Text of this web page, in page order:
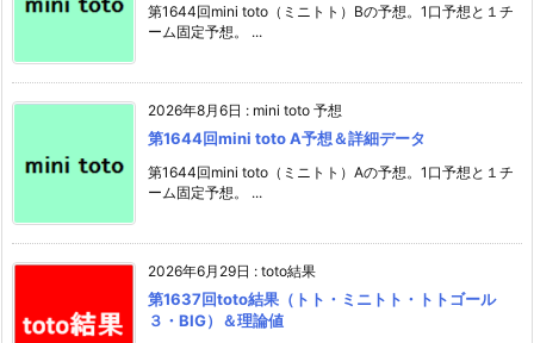
第1644回mini toto（ミニトト）Bの予想。1口予想と１チ
ーム固定予想。 ...
2026年8月6日 : mini toto 予想
第1644回mini toto A予想＆詳細データ
第1644回mini toto（ミニトト）Aの予想。1口予想と１チ
ーム固定予想。 ...
2026年6月29日 : toto結果
第1637回toto結果（トト・ミニトト・トトゴール
３・BIG）＆理論値